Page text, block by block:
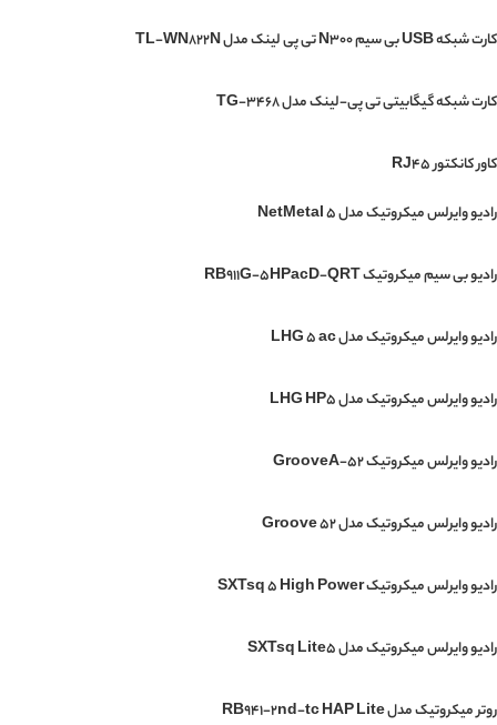
کارت شبکه USB بی‌ سیم N300 تی پی لینک مدل TL-WN822N
کارت شبکه گیگابیتی تی پی-لینک مدل TG-3468
کاور کانکتور RJ45
رادیو وایرلس میکروتیک مدل NetMetal 5
رادیو بی سیم میکروتیک RB911G-5HPacD-QRT
رادیو وایرلس میکروتیک مدل LHG 5 ac
رادیو وایرلس میکروتیک مدل LHG HP5
رادیو وایرلس میکروتیک GrooveA-52
رادیو وایرلس میکروتیک مدل Groove 52
رادیو وایرلس میکروتیک SXTsq 5 High Power
رادیو وایرلس میکروتیک مدل SXTsq Lite5
روتر میکروتیک مدل RB941-2nd-tc HAP Lite